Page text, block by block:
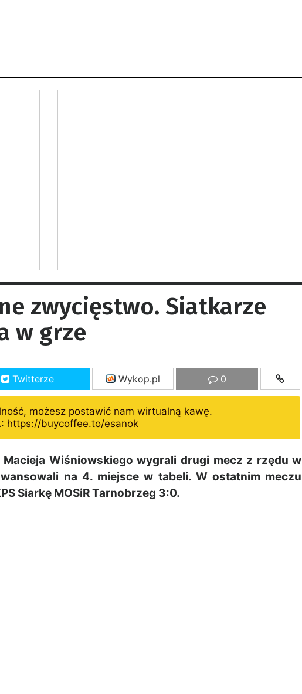
zwycięstwo. Siatkarze
w grze
Twitterze Wykop.pl 0
możesz postawić nam wirtualną kawę.
https://buycoffee.to/esanok
Macieja Wiśniowskiego wygrali drugi mecz z rzędu w
na 4. miejsce w tabeli. W ostatnim meczu
Siarkę MOSiR Tarnobrzeg 3:0.